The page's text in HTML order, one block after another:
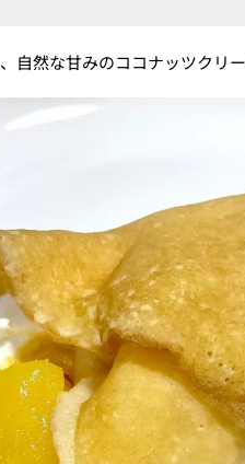
自然な甘みのココナッツクリ